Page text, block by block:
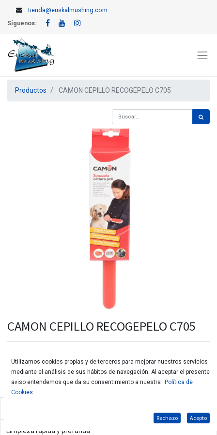
tienda@euskalmushing.com
Síguenos:
Productos CAMON CEPILLO RECOGEPELO C705
CAMON CEPILLO RECOGEPELO C705
Limpieza rápida y profunda
Utilizamos cookies propias y de terceros para mejorar nuestros servicios
mediante el análisis de sus hábitos de navegación. Al aceptar el presente
aviso entendemos que da su consentimiento a nuestra
Política de
Cookies
Rechazo Acepto